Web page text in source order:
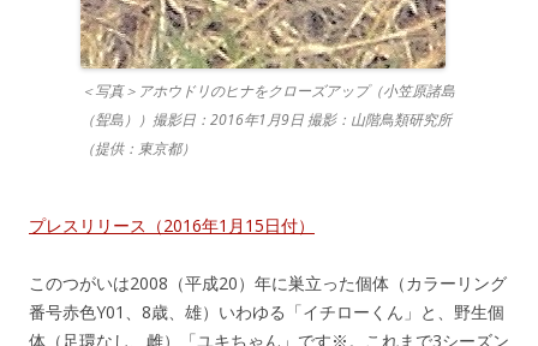
＜写真＞アホウドリのヒナをクローズアップ（小笠原諸島
（聟島））撮影日：2016年1月9日 撮影：山階鳥類研究所
（提供：東京都）
プレスリリース（2016年1月15日付）
このつがいは2008（平成20）年に巣立った個体（カラーリング
番号赤色Y01、8歳、雄）いわゆる「イチローくん」と、野生個
体（足環なし、雌）「ユキちゃん」です※。これまで3シーズン